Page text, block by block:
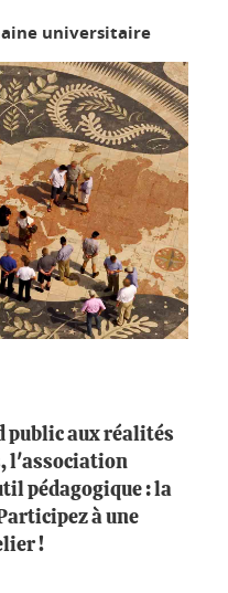
universitaire
public aux réalités
l'association
pédagogique : la
à une
!